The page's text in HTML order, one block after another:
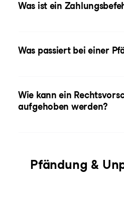
Was ist ein
Was passiert bei einer
Wie kann ein
aufgehoben werden?
Pfändung &